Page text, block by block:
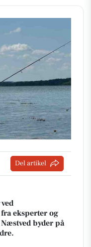
Del artikel
eksperter og
byder på